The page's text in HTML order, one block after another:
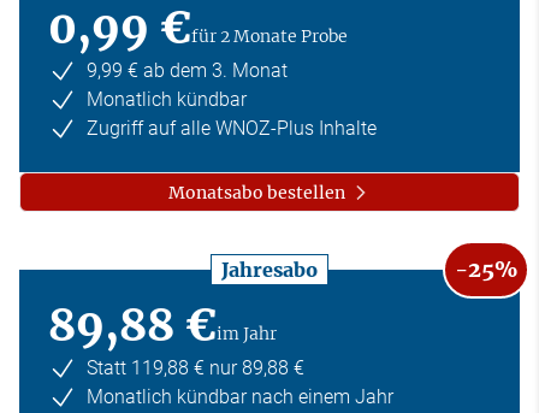
0,99 €für 2 Monate Probe
9,99 € ab dem 3. Monat
Monatlich kündbar
Zugriff auf alle WNOZ-Plus Inhalte
Monatsabo bestellen
Jahresabo -25%
89,88 €im Jahr
Statt 119,88 € nur 89,88 €
Monatlich kündbar nach einem Jahr